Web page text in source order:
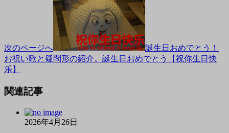
次のページへ
誕生日おめでとう！
お祝い歌と疑問形の紹介。誕生日おめでとう【祝你生日快
乐】
関連記事
2026年4月26日